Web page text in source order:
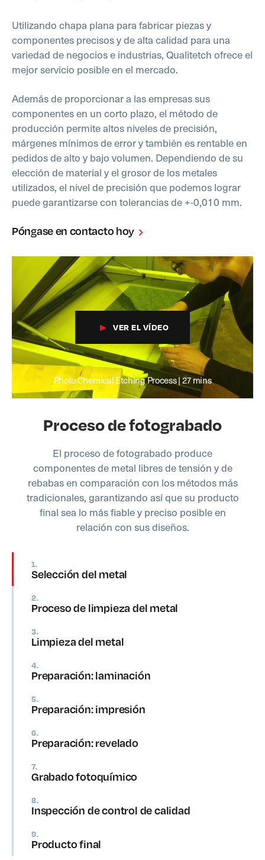
Utilizando chapa plana para fabricar piezas y
componentes precisos y de alta calidad para una
variedad de negocios e industrias, Qualitetch ofrece el
mejor servicio posible en el mercado.
Además de proporcionar a las empresas sus
componentes en un corto plazo, el método de
producción permite altos niveles de precisión,
márgenes mínimos de error y también es rentable en
pedidos de alto y bajo volumen. Dependiendo de su
elección de material y el grosor de los metales
utilizados, el nivel de precisión que podemos lograr
puede garantizarse con tolerancias de +-0,010 mm.
Póngase en contacto hoy
VER EL VÍDEO
Photo Chemical Etching Process | 27 mins
Proceso de fotograbado
El proceso de fotograbado produce
componentes de metal libres de tensión y de
rebabas en comparación con los métodos más
tradicionales, garantizando así que su producto
final sea lo más fiable y preciso posible en
relación con sus diseños.
1.
Selección del metal
2.
Proceso de limpieza del metal
3.
Limpieza del metal
4.
Preparación: laminación
5.
Preparación: impresión
6.
Preparación: revelado
7.
Grabado fotoquímico
8.
Inspección de control de calidad
9.
Producto final